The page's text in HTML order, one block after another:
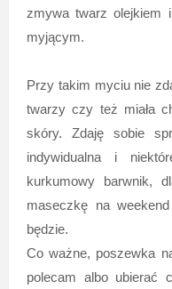
zmywa twarz olejkiem
myjącym.
Przy takim myciu nie
twarzy czy też miała
skóry. Zdaję sobie
indywidualna i
kurkumowy barwnik,
maseczkę na
będzie.
Co ważne, poszewka
polecam albo ubierać